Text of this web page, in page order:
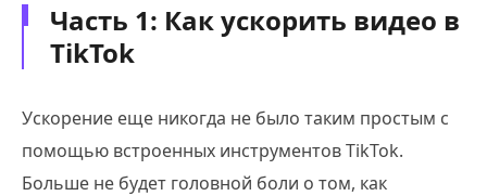
Часть 1: Как ускорить видео в
TikTok
Ускорение еще никогда не было таким простым с
помощью встроенных инструментов TikTok.
Больше не будет головной боли о том, как